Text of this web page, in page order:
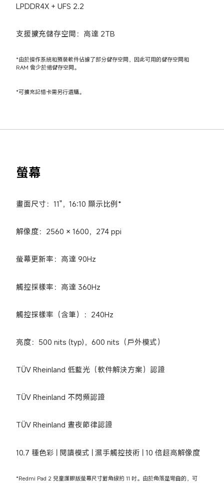
LPDDR4X + UFS 2.2
支援擴充儲存空間：高達 2TB
*由於操作系統和預裝軟件佔據了部分儲存空間，因此可用的儲存空間和
RAM 會少於總儲存空間。
*可擴充記憶卡需另行選購。
螢幕
畫面尺寸：11"，16:10 顯示比例*
解像度：2560 × 1600，274 ppi
螢幕更新率：高達 90Hz
觸控採樣率：高達 360Hz
觸控採樣率（含筆）：240Hz
亮度：500 nits (typ)，600 nits（戶外模式）
TÜV Rheinland 低藍光（軟件解決方案）認證
TÜV Rheinland 不閃頻認證
TÜV Rheinland 晝夜節律認證
10.7 種色彩 | 閱讀模式 | 濕手觸控技術 | 10 倍超高解像度
*Redmi Pad 2 兒童護眼版螢幕尺寸對角線約 11 吋。由於角落是彎曲的，可